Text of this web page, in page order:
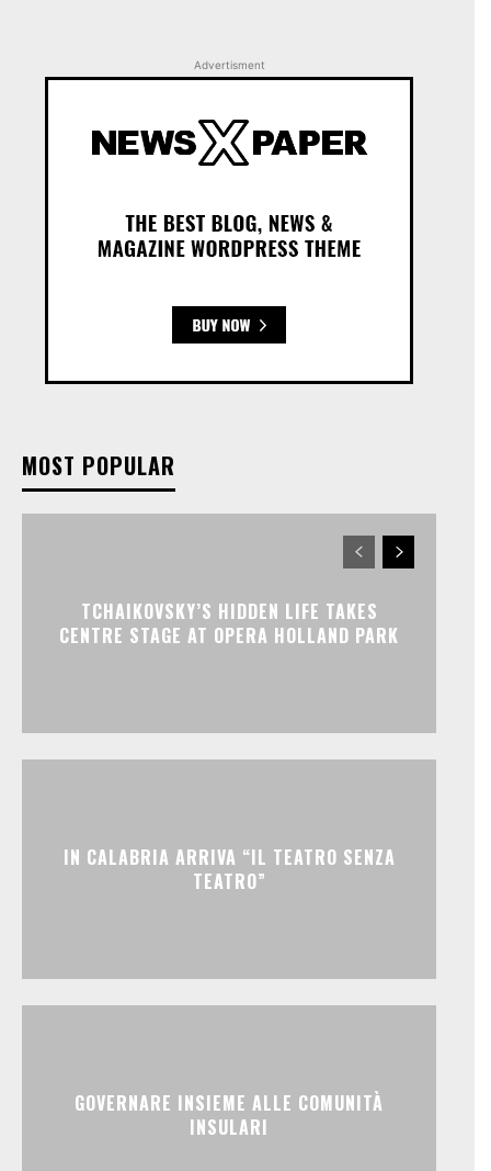
Advertisment
MOST POPULAR
TCHAIKOVSKY’S HIDDEN LIFE TAKES
CENTRE STAGE AT OPERA HOLLAND PARK
IN CALABRIA ARRIVA “IL TEATRO SENZA
TEATRO”
GOVERNARE INSIEME ALLE COMUNITÀ
INSULARI